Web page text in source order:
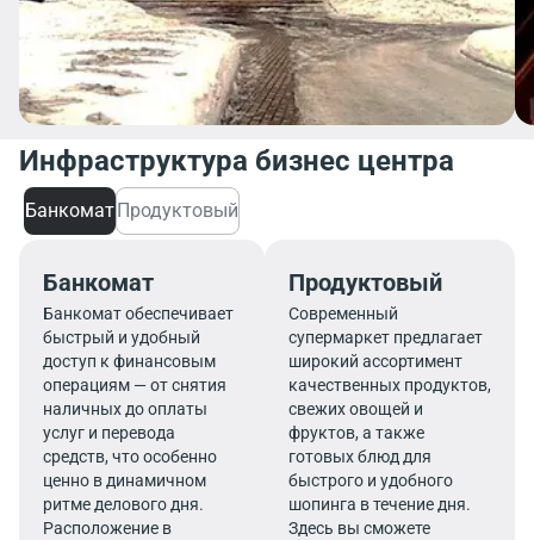
Инфраструктура бизнес центра
БанкоматПродуктовый
Банкомат
Банкомат обеспечивает
быстрый и удобный
доступ к финансовым
операциям — от снятия
наличных до оплаты
услуг и перевода
средств, что особенно
ценно в динамичном
ритме делового дня.
Расположение в
Продуктовый
Современный
супермаркет предлагает
широкий ассортимент
качественных продуктов,
свежих овощей и
фруктов, а также
готовых блюд для
быстрого и удобного
шопинга в течение дня.
Здесь вы сможете